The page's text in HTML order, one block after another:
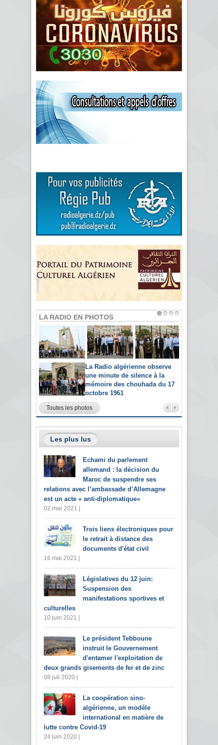
LA RADIO EN PHOTOS
La Radio algérienne observe
une minute de silence à la
mémoire des chouhada du 17
octobre 1961
Toutes les photos
Les plus lus
Echami du parlement
allemand : la décision du
Maroc de suspendre ses
relations avec l’ambassade d’Allemagne
est un acte « anti-diplomatique»
02 mar 2021 |
Trois liens électroniques pour
le retrait à distance des
documents d'état civil
16 mai 2021 |
Législatives du 12 juin:
Suspension des
manifestations sportives et
culturelles
10 juin 2021 |
Le président Tebboune
instruit le Gouvernement
d'entamer l'exploitation de
deux grands gisements de fer et de zinc
08 juil 2020 |
La coopération sino-
algérienne, un modèle
international en matière de
lutte contre Covid-19
24 juin 2020 |